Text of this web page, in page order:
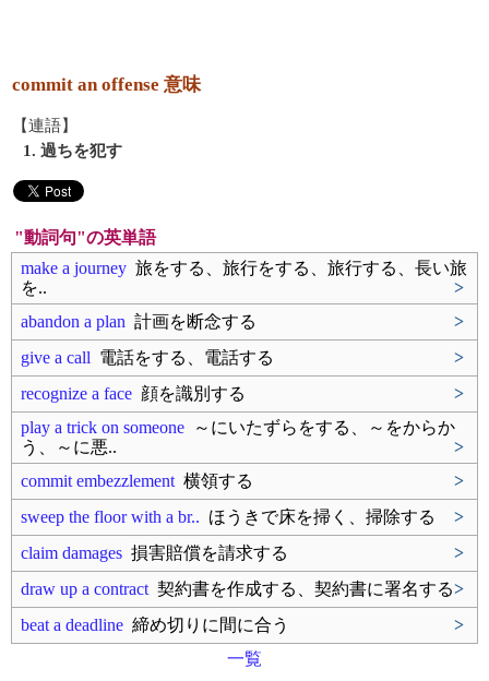
commit an offense 意味
【連語】
1. 過ちを犯す
"動詞句"の英単語
make a journey 旅をする、旅行をする、旅行する、長い旅
を..
>
abandon a plan 計画を断念する
>
give a call 電話をする、電話する
>
recognize a face 顔を識別する
>
play a trick on someone ～にいたずらをする、～をからか
う、～に悪..
>
commit embezzlement 横領する
>
sweep the floor with a br.. ほうきで床を掃く、掃除する
>
claim damages 損害賠償を請求する
>
draw up a contract 契約書を作成する、契約書に署名する>
beat a deadline 締め切りに間に合う
>
一覧